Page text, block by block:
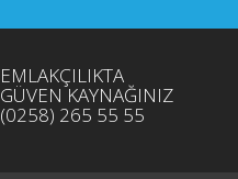
EMLAKÇILIKTA
GÜVEN KAYNAĞINIZ
(0258) 265 55 55